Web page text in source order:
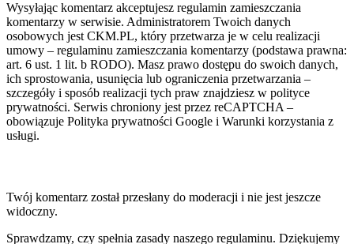
Wysyłając komentarz akceptujesz regulamin zamieszczania
komentarzy w serwisie. Administratorem Twoich danych
osobowych jest CKM.PL, który przetwarza je w celu realizacji
umowy – regulaminu zamieszczania komentarzy (podstawa prawna:
art. 6 ust. 1 lit. b RODO). Masz prawo dostępu do swoich danych,
ich sprostowania, usunięcia lub ograniczenia przetwarzania –
szczegóły i sposób realizacji tych praw znajdziesz w polityce
prywatności. Serwis chroniony jest przez reCAPTCHA –
obowiązuje Polityka prywatności Google i Warunki korzystania z
usługi.
Twój komentarz został przesłany do moderacji i nie jest jeszcze
widoczny.
Sprawdzamy, czy spełnia zasady naszego regulaminu. Dziękujemy